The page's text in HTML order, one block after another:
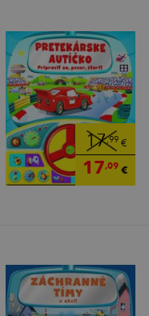
17,99 €
17,09€